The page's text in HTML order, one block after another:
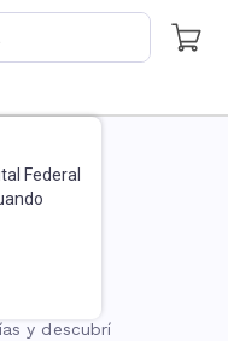
Federal
y descubrí